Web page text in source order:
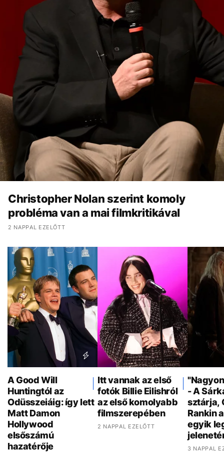
Christopher Nolan szerint komoly
probléma van a mai filmkritikával
2 NAPPAL EZELŐTT
A Good Will
Huntingtól az
Odüsszeiáig: így lett
Matt Damon
Hollywood
elsőszámú
hazatérője
Itt vannak az első
fotók Billie Eilishról
az első komolyabb
filmszerepében
2 NAPPAL EZELŐTT
- A
sztárja,
Rankin
egyik
3 NAPPAL